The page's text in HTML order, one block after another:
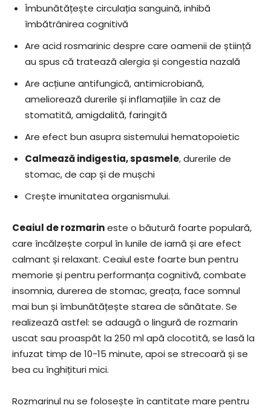
Îmbunătățește circulația sanguină, inhibă
îmbătrânirea cognitivă
Are acid rosmarinic despre care oamenii de știință
au spus că tratează alergia și congestia nazală
Are acțiune antifungică, antimicrobiană,
ameliorează durerile și inflamațiile în caz de
stomatită, amigdalită, faringită
Are efect bun asupra sistemului hematopoietic
Calmează indigestia, spasmele, durerile de
stomac, de cap și de mușchi
Crește imunitatea organismului.
Ceaiul de rozmarineste o băutură foarte populară,
care încălzește corpul în lunile de iarnă și are efect
calmant și relaxant. Ceaiul este foarte bun pentru
memorie și pentru performanța cognitivă, combate
insomnia, durerea de stomac, greața, face somnul
mai bun și îmbunătățește starea de sănătate. Se
realizează astfel: se adaugă o lingură de rozmarin
uscat sau proaspăt la 250 ml apă clocotită, se lasă la
infuzat timp de 10-15 minute, apoi se strecoară și se
bea cu înghițituri mici.
Rozmarinul nu se folosește în cantitate mare pentru